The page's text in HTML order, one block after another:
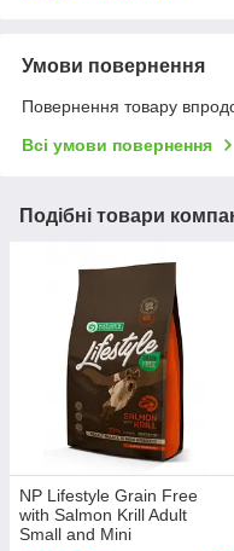
Умови повернення
Повернення товару
Всі умови повернення
Подібні товари
NP Lifestyle Grain Free
with Salmon Krill Adult
Small and Mini